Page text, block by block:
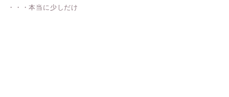
・・・本当に少しだけ